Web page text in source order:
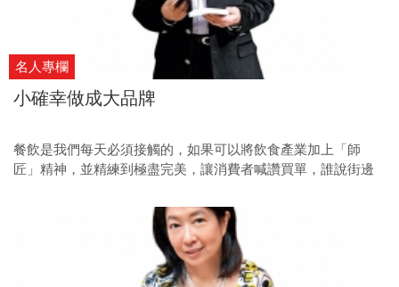
名人專欄
小確幸做成大品牌
餐飲是我們每天必須接觸的，如果可以將飲食產業加上「師
匠」精神，並精練到極盡完美，讓消費者喊讚買單，誰說街邊